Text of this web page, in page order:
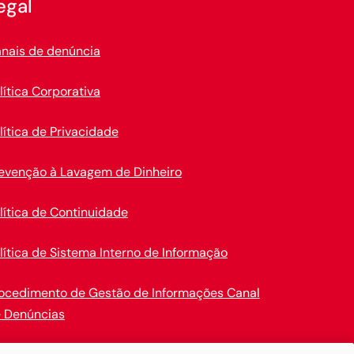
de denúncia
Corporativa
de Privacidade
à Lavagem de Dinheiro
de Continuidade
de Sistema Interno de Informação
de Gestão de Informações Canal
Denúncias